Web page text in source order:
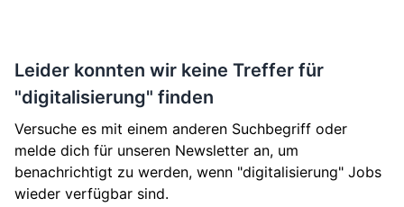
Leider konnten wir keine Treffer für
"digitalisierung" finden
Versuche es mit einem anderen Suchbegriff oder
melde dich für unseren Newsletter an, um
benachrichtigt zu werden, wenn "digitalisierung" Jobs
wieder verfügbar sind.